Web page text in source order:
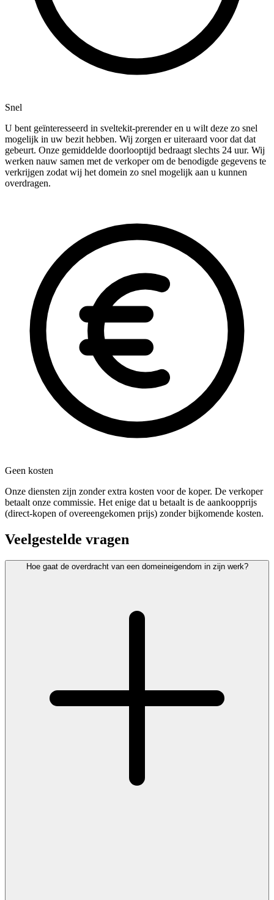
Snel
U bent geïnteresseerd in sveltekit-prerender en u wilt deze zo snel
mogelijk in uw bezit hebben. Wij zorgen er uiteraard voor dat dat
gebeurt. Onze gemiddelde doorlooptijd bedraagt slechts 24 uur. Wij
werken nauw samen met de verkoper om de benodigde gegevens te
verkrijgen zodat wij het domein zo snel mogelijk aan u kunnen
overdragen.
Geen kosten
Onze diensten zijn zonder extra kosten voor de koper. De verkoper
betaalt onze commissie. Het enige dat u betaalt is de aankoopprijs
(direct-kopen of overeengekomen prijs) zonder bijkomende kosten.
Veelgestelde vragen
Hoe gaat de overdracht van een domeineigendom in zijn werk?